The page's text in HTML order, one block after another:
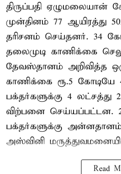
திருப்பதி ஏழுமலையான்
முன்தினம் 77 ஆயிரத்து
தரிசனம் செய்தனர். 34
தலைமுடி காணிக்கை
தேவஸ்தானம் அறிவித்த
காணிக்கை ரூ.5
பக்தர்களுக்கு 4 லட்சத்து
விற்பனை செய்யப்பட்டன.
பக்தர்களுக்கு
அஸ்வினி
Read